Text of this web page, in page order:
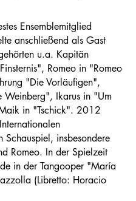
Ensemblemitglied
anschließend als Gast
u.a. Kapitän
Romeo in "Romeo
"Die Vorläufigen",
Weinberg", Ikarus in "Um
in "Tschick". 2012
Schauspiel, insbesondere
Romeo. In der Spielzeit
in der Tangooper "María
(Libretto: Horacio